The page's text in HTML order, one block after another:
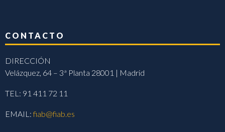
CONTACTO
DIRECCIÓN
Velázquez, 64 – 3ª Planta 28001 | Madrid
TEL: 91 411 72 11
EMAIL:fiab@fiab.es